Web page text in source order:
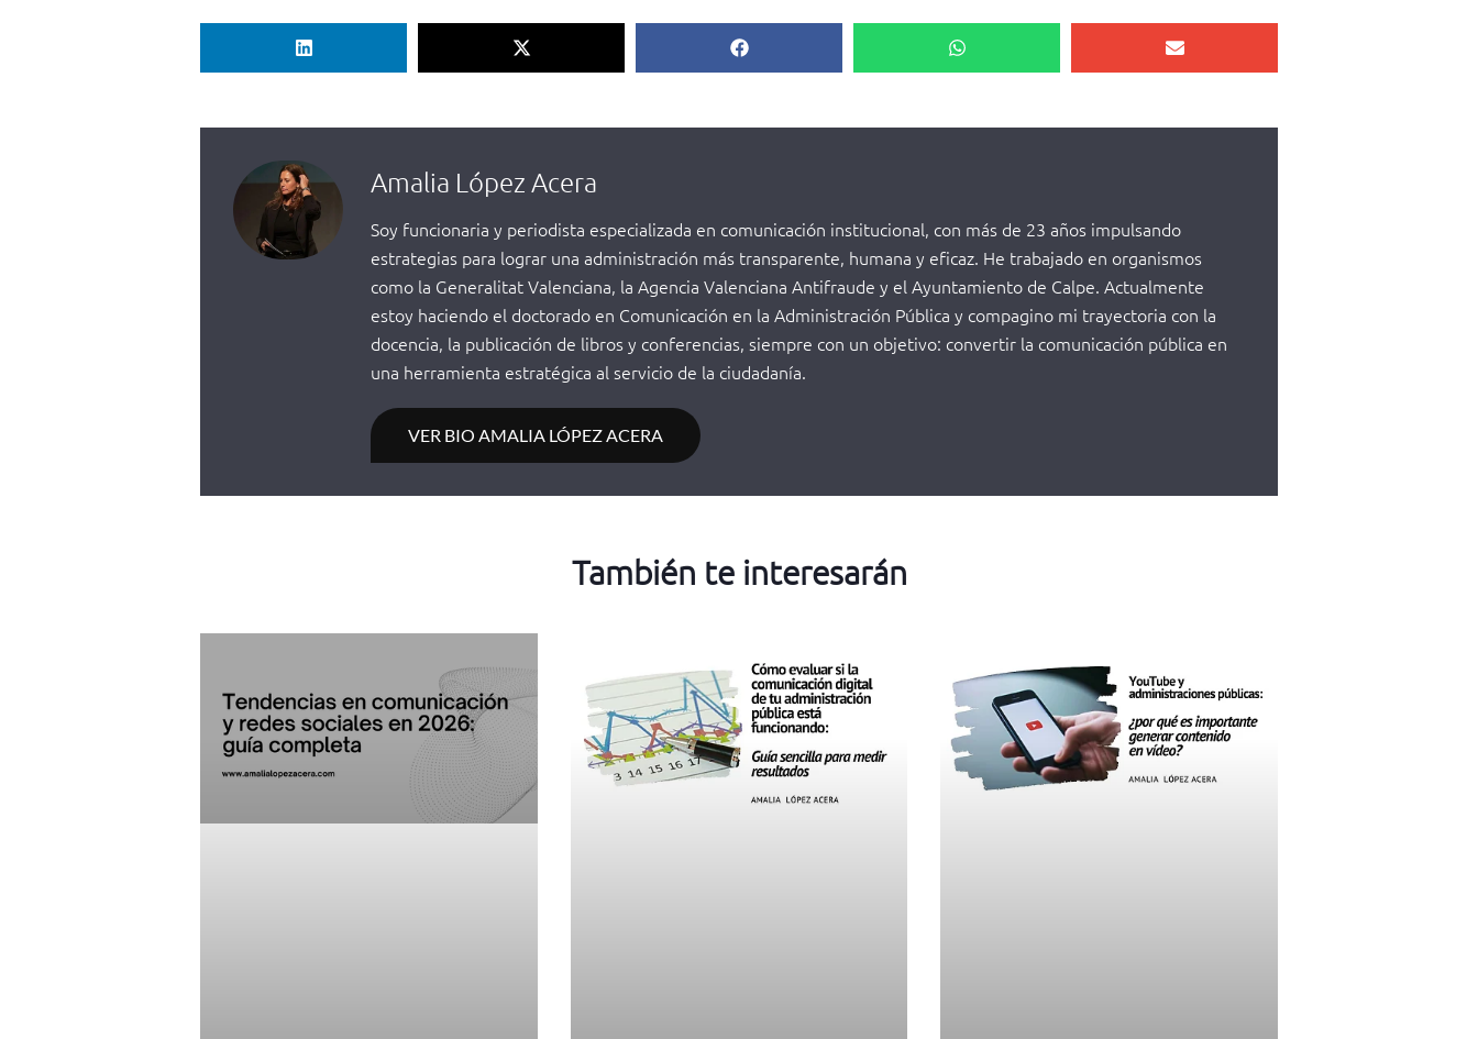
Amalia López Acera
Soy funcionaria y periodista especializada en comunicación institucional, con más de 23 años impulsando
estrategias para lograr una administración más transparente, humana y eficaz. He trabajado en organismos
como la Generalitat Valenciana, la Agencia Valenciana Antifraude y el Ayuntamiento de Calpe. Actualmente
estoy haciendo el doctorado en Comunicación en la Administración Pública y compagino mi trayectoria con la
docencia, la publicación de libros y conferencias, siempre con un objetivo: convertir la comunicación pública en
una herramienta estratégica al servicio de la ciudadanía.
VER BIO AMALIA LÓPEZ ACERA
También te interesarán